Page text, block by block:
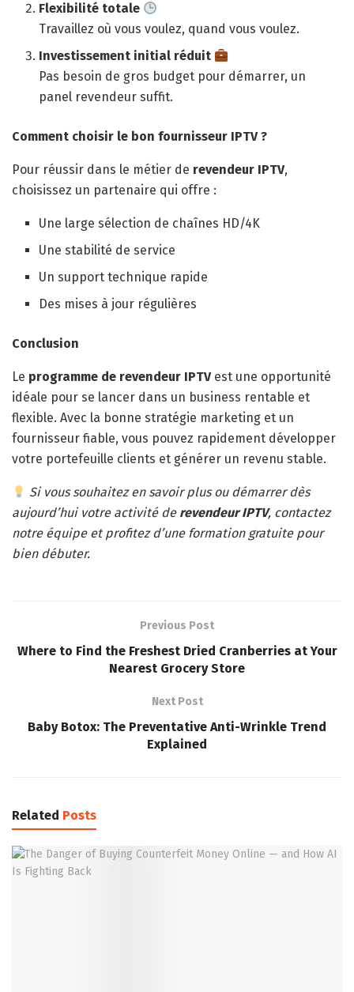
Flexibilité totale
Travaillez où vous voulez, quand vous voulez.
Investissement initial réduit
Pas besoin de gros budget pour démarrer, un
panel revendeur suffit.
Comment choisir le bon fournisseur IPTV ?
Pour réussir dans le métier de revendeur IPTV,
choisissez un partenaire qui offre :
Une large sélection de chaînes HD/4K
Une stabilité de service
Un support technique rapide
Des mises à jour régulières
Conclusion
Le programme de revendeur IPTVest une opportunité
idéale pour se lancer dans un business rentable et
flexible. Avec la bonne stratégie marketing et un
fournisseur fiable, vous pouvez rapidement développer
votre portefeuille clients et générer un revenu stable.
Si vous souhaitez en savoir plus ou démarrer dès
aujourd’hui votre activité de revendeur IPTV, contactez
notre équipe et profitez d’une formation gratuite pour
bien débuter.
Previous Post
Where to Find the Freshest Dried Cranberries at Your
Nearest Grocery Store
Next Post
Baby Botox: The Preventative Anti-Wrinkle Trend
Explained
Related Posts